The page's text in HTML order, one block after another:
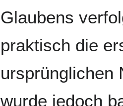
Glaubens
praktisch die
ursprünglichen
wurde jedoch